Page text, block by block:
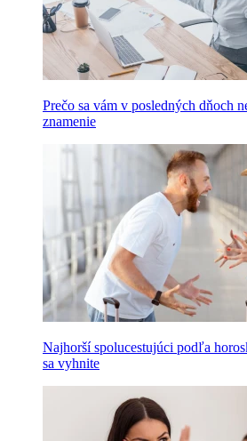
Prečo sa vám v posledných dňoch
znamenie
Najhorší spolucestujúci podľa
sa vyhnite